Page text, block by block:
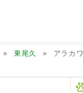
東尾久 アラカ